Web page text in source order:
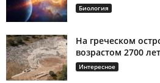
Биология
На греческом
возрастом 2700 лет
Интересное